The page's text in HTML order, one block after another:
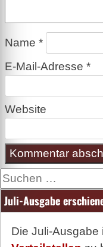
Name *
E-Mail-Adresse *
Website
Suche
Juli-Ausgabe
Die Juli-Ausgabe